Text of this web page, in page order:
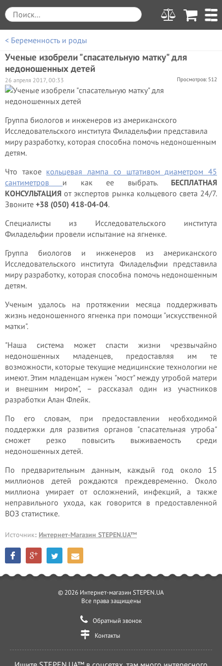
< Беременность и роды
Ученые изобрели "спасательную матку" для
недоношенных детей
Просмотров: 512
26 апреля 2017, 00:33
Группа биологов и инженеров из американского
Исследовательского института Филадельфии представила
миру разработку, которая способна помочь недоношенным
детям.
Что такое кольцевая лампа со штативом диаметром 45
сантиметров и как ее выбрать. БЕСПЛАТНАЯ
КОНСУЛЬТАЦИЯ от экспертов рынка кольцевого света 24/7.
Звоните +38 (050) 418-04-04.
Специалисты из Исследовательского института
Филадельфии провели испытание на ягненке.
Группа биологов и инженеров из американского
Исследовательского института Филадельфии представила
миру разработку, которая способна помочь недоношенным
детям.
Ученым удалось на протяжении месяца поддерживать
жизнь недоношенного ягненка при помощи "искусственной
матки".
"Наша система может спасти жизни чрезвычайно
недоношенных младенцев, предоставляя им те
возможности, которые текущие медицинские технологии не
имеют. Этим младенцам нужен "мост" между утробой матери
и внешним миром", – рассказал один из участников
разработки Алан Флейк.
По его словам, при предоставлении необходимой
поддержки для развития органов "спасательная утроба"
сможет резко повысить выживаемость среди
недоношенных детей.
По предварительным данным, каждый год около 15
миллионов детей рождаются преждевременно. Около
миллиона умирает от осложнений, инфекций, а также
неправильного ухода, как говорится в предоставленной
ВОЗ статистике.
Источник: Интернет-Магазин STEPEN.UA™
© 2026 Интернет-магазин STEPEN.UA
Все права защищены
Обратный звонок
Контакты